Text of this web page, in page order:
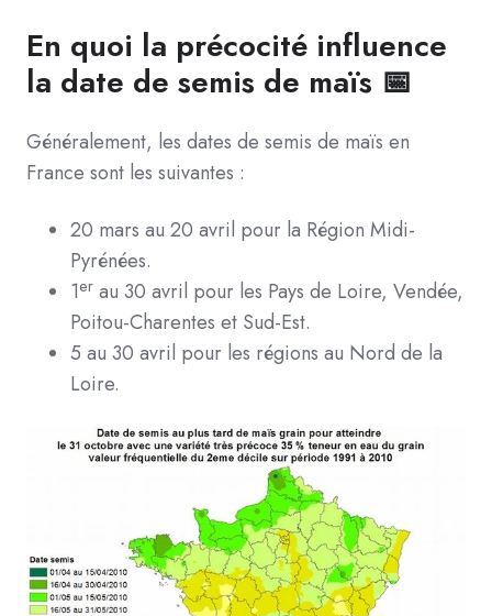
En quoi la précocité influence
la date de semis de maïs 📅
Généralement, les dates de semis de maïs en
France sont les suivantes :
20 mars au 20 avril pour la Région Midi-
Pyrénées.
1er au 30 avril pour les Pays de Loire, Vendée,
Poitou-Charentes et Sud-Est.
5 au 30 avril pour les régions au Nord de la
Loire.